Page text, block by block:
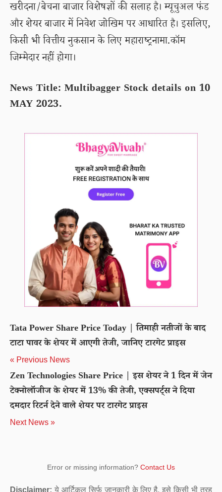
खरीदना/बेचना बाजार विशेषज्ञों की सलाह है। म्यूचुअल फंड
और शेयर बाजार में निवेश जोखिम पर आधारित है। इसलिए,
किसी भी वित्तीय नुकसान के लिए महाराष्ट्रनामा.कॉम
जिम्मेदार नहीं होगा।
News Title: Multibagger Stock details on 10
MAY 2023.
Tata Power Share Price Today | तिमाही नतीजों के बाद
टाटा पावर के शेयर में आएगी तेजी, जानिए टारगेट प्राइस
« Previous News
Zen Technologies Share Price | इस शेयर ने 1 दिन में जेन
टेक्नोलॉजीज के शेयर में 13% की तेजी, एक्सपर्ट्स ने दिया
दमदार रिटर्न देने वाले शेयर पर टारगेट प्राइस
Next News »
Error or missing information? Contact Us
Disclaimer: ये आर्टिकल सिर्फ जानकारी के लिए है. इसे किसी भी तरह